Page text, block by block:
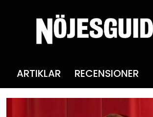
ARTIKLAR RECENSIONER